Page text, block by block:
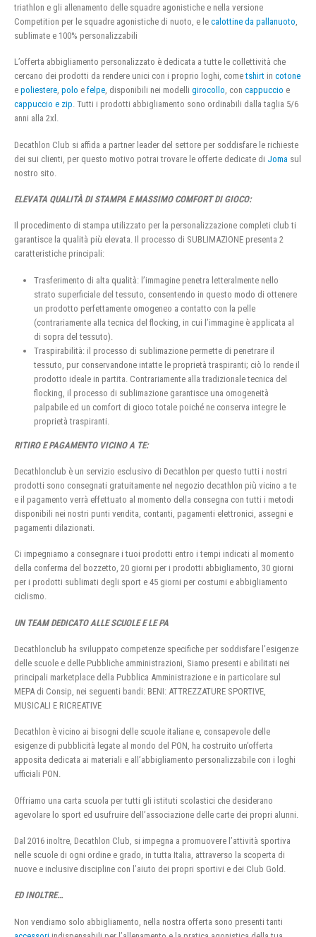
triathlon e gli allenamento delle squadre agonistiche e nella versione
Competition per le squadre agonistiche di nuoto, e le calottine da pallanuoto,
sublimate e 100% personalizzabili
L’offerta abbigliamento personalizzato è dedicata a tutte le collettività che
cercano dei prodotti da rendere unici con i proprio loghi, cometshirt in cotone
e poliestere, polo e felpe, disponibili nei modelli girocollo, con cappuccio e
cappuccio e zip. Tutti i prodotti abbigliamento sono ordinabili dalla taglia 5/6
anni alla 2xl.
Decathlon Club si affida a partner leader del settore per soddisfare le richieste
dei sui clienti, per questo motivo potrai trovare le offerte dedicate di Joma sul
nostro sito.
ELEVATA QUALITÀ DI STAMPA E MASSIMO COMFORT DI GIOCO:
Il procedimento di stampa utilizzato per la personalizzazione completi club ti
garantisce la qualità più elevata. Il processo di SUBLIMAZIONE presenta 2
caratteristiche principali:
Trasferimento di alta qualità: l’immagine penetra letteralmente nello
strato superficiale del tessuto, consentendo in questo modo di ottenere
un prodotto perfettamente omogeneo a contatto con la pelle
(contrariamente alla tecnica del flocking, in cui l’immagine è applicata al
di sopra del tessuto).
Traspirabilità: il processo di sublimazione permette di penetrare il
tessuto, pur conservandone intatte le proprietà traspiranti; ciò lo rende il
prodotto ideale in partita. Contrariamente alla tradizionale tecnica del
flocking, il processo di sublimazione garantisce una omogeneità
palpabile ed un comfort di gioco totale poiché ne conserva integre le
proprietà traspiranti.
RITIRO E PAGAMENTO VICINO A TE:
Decathlonclub è un servizio esclusivo di Decathlon per questo tutti i nostri
prodotti sono consegnati gratuitamente nel negozio decathlon più vicino a te
e il pagamento verrà effettuato al momento della consegna con tutti i metodi
disponibili nei nostri punti vendita, contanti, pagamenti elettronici, assegni e
pagamenti dilazionati.
Ci impegniamo a consegnare i tuoi prodotti entro i tempi indicati al momento
della conferma del bozzetto, 20 giorni per i prodotti abbigliamento, 30 giorni
per i prodotti sublimati degli sport e 45 giorni per costumi e abbigliamento
ciclismo.
UN TEAM DEDICATO ALLE SCUOLE E LE PA
Decathlonclub ha sviluppato competenze specifiche per soddisfare l’esigenze
delle scuole e delle Pubbliche amministrazioni, Siamo presenti e abilitati nei
principali marketplace della Pubblica Amministrazione e in particolare sul
MEPA di Consip, nei seguenti bandi: BENI: ATTREZZATURE SPORTIVE,
MUSICALI E RICREATIVE
Decathlon è vicino ai bisogni delle scuole italiane e, consapevole delle
esigenze di pubblicità legate al mondo del PON, ha costruito un’offerta
apposita dedicata ai materiali e all’abbigliamento personalizzabile con i loghi
ufficiali PON.
Offriamo una carta scuola per tutti gli istituti scolastici che desiderano
agevolare lo sport ed usufruire dell’associazione delle carte dei propri alunni.
Dal 2016 inoltre, Decathlon Club, si impegna a promuovere l’attività sportiva
nelle scuole di ogni ordine e grado, in tutta Italia, attraverso la scoperta di
nuove e inclusive discipline con l’aiuto dei propri sportivi e dei Club Gold.
ED INOLTRE…
Non vendiamo solo abbigliamento, nella nostra offerta sono presenti tanti